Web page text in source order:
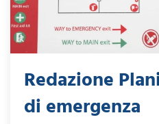
Redazione
di emergenza